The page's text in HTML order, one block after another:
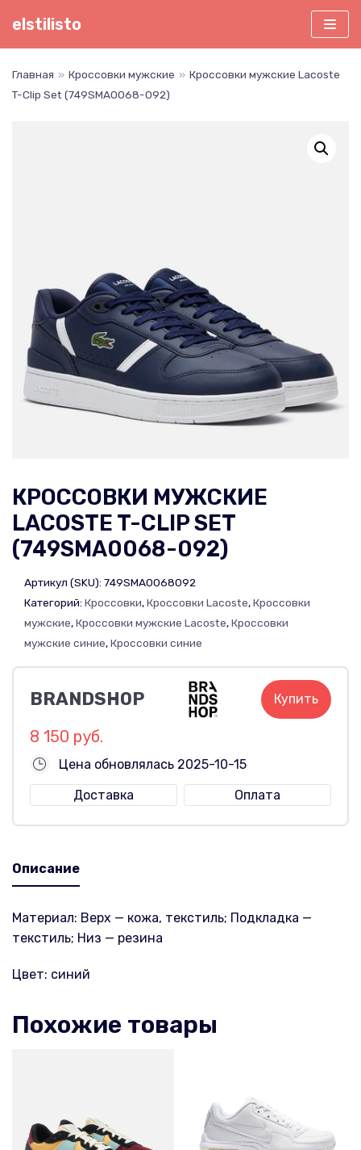
Перейти
elstilisto
Главная » Кроссовки мужские » Кроссовки мужские Lacoste
T-Clip Set (749SMA0068-092)
КРОССОВКИ МУЖСКИЕ
LACOSTE T-CLIP SET
(749SMA0068-092)
Артикул (SKU): 749SMA0068092
Категорий: Кроссовки,Кроссовки Lacoste,Кроссовки
мужские,Кроссовки мужские Lacoste,Кроссовки
мужские синие,Кроссовки синие
BRANDSHOP Купить
8 150 руб.
Цена обновлялась 2025-10-15
Доставка
Оплата
Описание
Материал: Верх — кожа, текстиль; Подкладка —
текстиль; Низ — резина
Цвет: синий
Похожие товары